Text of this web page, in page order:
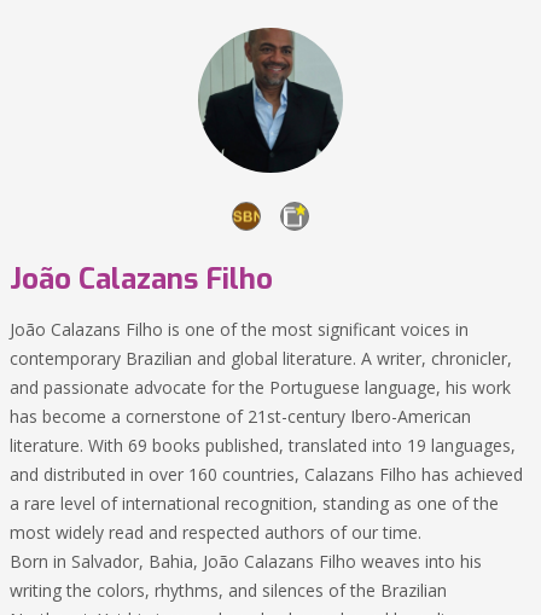
João Calazans Filho
João Calazans Filho is one of the most significant voices in
contemporary Brazilian and global literature. A writer, chronicler,
and passionate advocate for the Portuguese language, his work
has become a cornerstone of 21st-century Ibero-American
literature. With 69 books published, translated into 19 languages,
and distributed in over 160 countries, Calazans Filho has achieved
a rare level of international recognition, standing as one of the
most widely read and respected authors of our time.
Born in Salvador, Bahia, João Calazans Filho weaves into his
writing the colors, rhythms, and silences of the Brazilian